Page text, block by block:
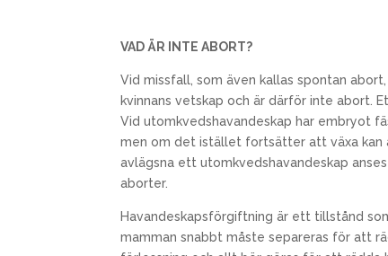
VAD ÄR INTE ABORT?
Vid missfall, som även kallas spontan
kvinnans vetskap och är därför inte abort.
Vid utomkvedshavandeskap har embryot
men om det istället fortsätter att växa kan
avlägsna ett utomkvedshavandeskap
aborter.
Havandeskapsförgiftning är ett tillstånd
mamman snabbt måste separeras för att